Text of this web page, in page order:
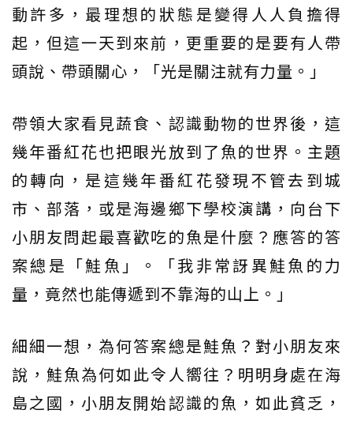
動許多，最理想的狀態是變得人人負擔得
起，但這一天到來前，更重要的是要有人帶
頭說、帶頭關心，「光是關注就有力量。」
帶領大家看見蔬食、認識動物的世界後，這
幾年番紅花也把眼光放到了魚的世界。主題
的轉向，是這幾年番紅花發現不管去到城
市、部落，或是海邊鄉下學校演講，向台下
小朋友問起最喜歡吃的魚是什麼？應答的答
案總是「鮭魚」。「我非常訝異鮭魚的力
量，竟然也能傳遞到不靠海的山上。」
細細一想，為何答案總是鮭魚？對小朋友來
說，鮭魚為何如此令人嚮往？明明身處在海
島之國，小朋友開始認識的魚，如此貧乏，